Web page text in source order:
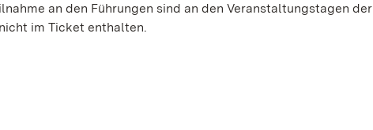
an den Führungen sind an den Veranstaltungstagen der
im Ticket enthalten.